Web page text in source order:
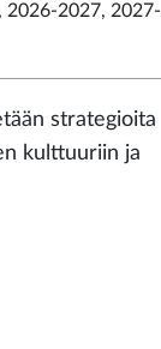
2026-2027, 2027-
strategioita
kulttuuriin ja